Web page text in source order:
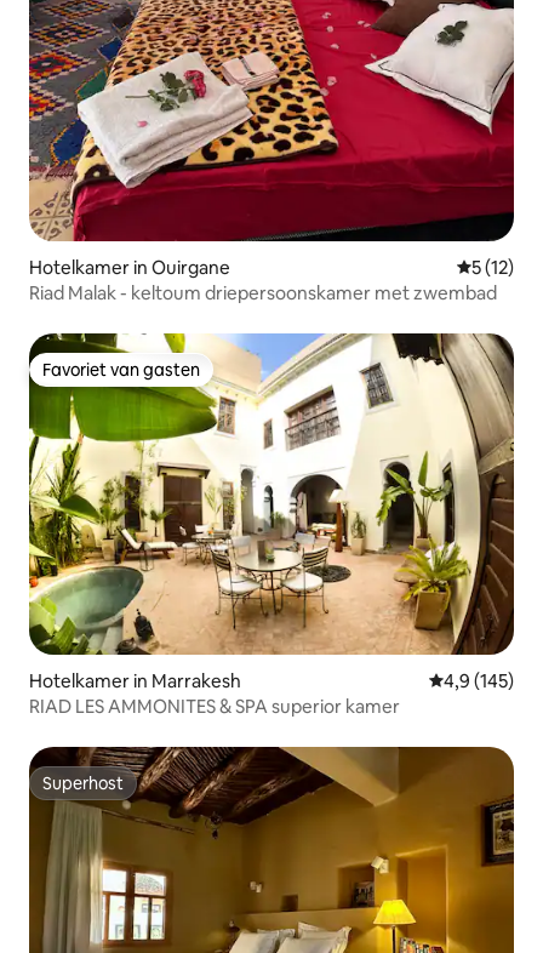
Hotelkamer in Ouirgane
5 (12)
Riad Malak - keltoum driepersoonskamer met zwembad
Favoriet van gasten
Favoriet van gasten
Hotelkamer in Marrakesh Gemiddelde
4,9 (145)
RIAD LES AMMONITES & SPA superior kamer
Superhost
Superhost